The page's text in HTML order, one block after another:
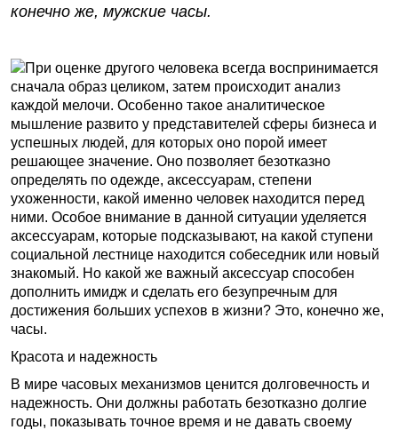
конечно же, мужские часы.
При оценке другого человека всегда воспринимается
сначала образ целиком, затем происходит анализ
каждой мелочи. Особенно такое аналитическое
мышление развито у представителей сферы бизнеса и
успешных людей, для которых оно порой имеет
решающее значение. Оно позволяет безотказно
определять по одежде, аксессуарам, степени
ухоженности, какой именно человек находится перед
ними. Особое внимание в данной ситуации уделяется
аксессуарам, которые подсказывают, на какой ступени
социальной лестнице находится собеседник или новый
знакомый. Но какой же важный аксессуар способен
дополнить имидж и сделать его безупречным для
достижения больших успехов в жизни? Это, конечно же,
часы.
Красота и надежность
В мире часовых механизмов ценится долговечность и
надежность. Они должны работать безотказно долгие
годы, показывать точное время и не давать своему